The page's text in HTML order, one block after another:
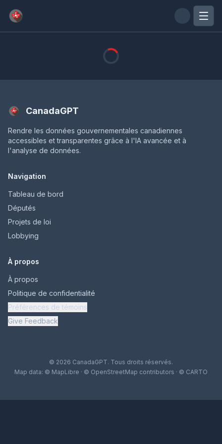
CanadaGPT
Rendre les données gouvernementales canadiennes
accessibles et transparentes grâce à l'IA avancée et à
l'analyse de données.
Navigation
Tableau de bord
Députés
Projets de loi
Lobbying
À propos
À propos
Politique de confidentialité
Préférences de témoins
Give Feedback
© 2026 CanadaGPT. Tous droits réservés.
Map data: © MapLibre · © OpenStreetMap contributors · © CARTO